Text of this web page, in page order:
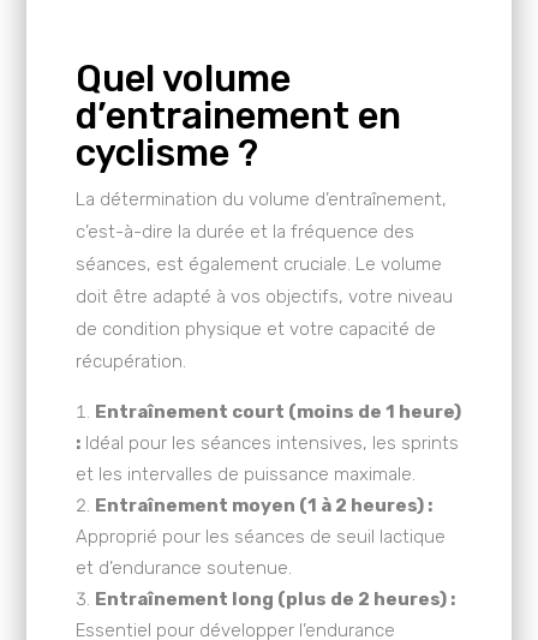
Quel volume
d’entrainement en
cyclisme ?
La détermination du volume d’entraînement,
c’est-à-dire la durée et la fréquence des
séances, est également cruciale. Le volume
doit être adapté à vos objectifs, votre niveau
de condition physique et votre capacité de
récupération.
Entraînement court (moins de 1 heure)
:Idéal pour les séances intensives, les sprints
et les intervalles de puissance maximale.
Entraînement moyen (1 à 2 heures) :
Approprié pour les séances de seuil lactique
et d’endurance soutenue.
Entraînement long (plus de 2 heures) :
Essentiel pour développer l’endurance